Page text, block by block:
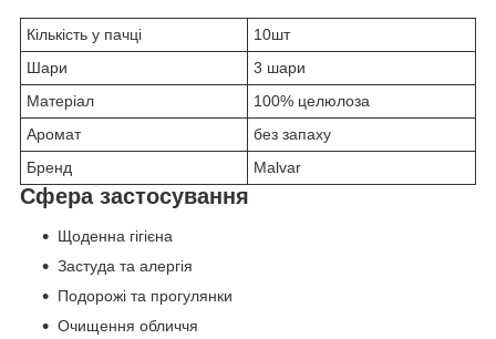
Кількість у пачці
10шт
Шари
3 шари
Матеріал
100% целюлоза
Аромат
без запаху
Бренд
Malvar
Сфера застосування
Щоденна гігієна
Застуда та алергія
Подорожі та прогулянки
Очищення обличчя